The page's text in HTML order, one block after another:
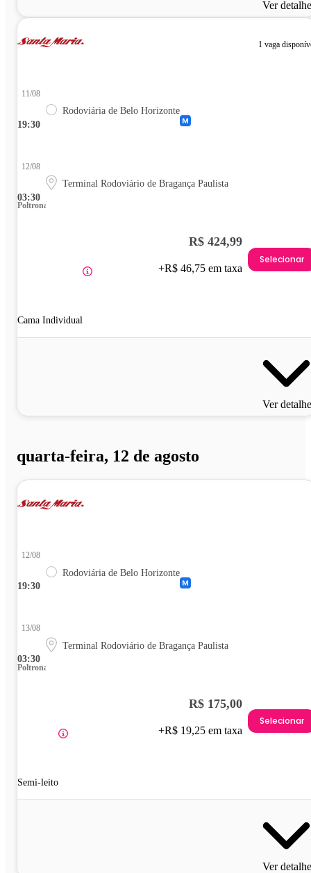
Ver
1 vaga
19:30
11/08
Rodoviária de Belo Horizonte
03:30
12/08
Terminal Rodoviário de Bragança Paulista
Poltrona
Cama Individual
R$ 424,99
+R$ 46,75 em taxa
Selecionar
Ver
quarta-feira, 12 de agosto
19:30
12/08
Rodoviária de Belo Horizonte
03:30
13/08
Terminal Rodoviário de Bragança Paulista
Poltrona
Semi-leito
R$ 175,00
+R$ 19,25 em taxa
Selecionar
Ver